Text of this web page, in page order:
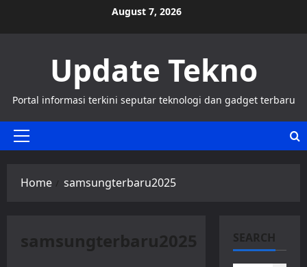
August 7, 2026
Update Tekno
Portal informasi terkini seputar teknologi dan gadget terbaru
Primary
Home samsungterbaru2025
samsungterbaru2025 SEARCH